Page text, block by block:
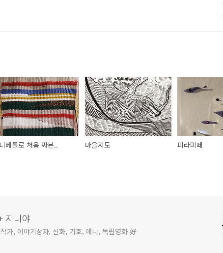
베틀로 처음 짜본.. 마을지도 피라미떼
지니야
가, 이야기상자, 신화, 기호, 애니, 독립영화 好